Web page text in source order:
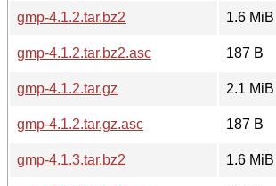
gmp-4.1.2.tar.bz2
1.6 MiB
gmp-4.1.2.tar.bz2.asc
187 B
gmp-4.1.2.tar.gz
2.1 MiB
gmp-4.1.2.tar.gz.asc
187 B
gmp-4.1.3.tar.bz2
1.6 MiB